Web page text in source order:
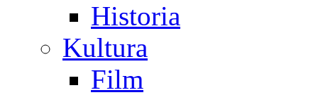
Historia
Kultura
Film